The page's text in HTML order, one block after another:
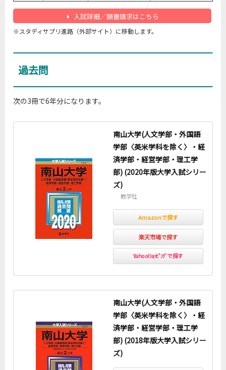
入試詳細／願書請求はこちら
※スタディサプリ進路（外部サイト）に移動します。
過去問
次の3冊で6年分になります。
南山大学(人文学部・外国語
学部〈英米学科を除く〉・経
済学部・経営学部・理工学
部) (2020年版大学入試シリー
ズ)
教学社
Amazonで探す
楽天市場で探す
Yahoo!ｼｮｯﾋﾟﾝｸﾞで探す
南山大学(人文学部・外国語
学部〈英米学科を除く〉・経
済学部・経営学部・理工学
部) (2018年版大学入試シリー
ズ)